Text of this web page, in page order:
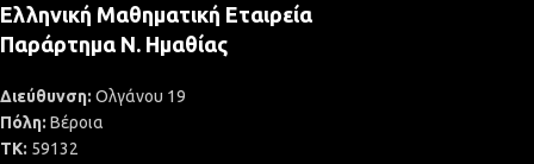
Ελληνική Μαθηματική Εταιρεία
Παράρτημα Ν. Ημαθίας
Διεύθυνση: Ολγάνου 19
Πόλη: Βέροια
ΤΚ: 59132